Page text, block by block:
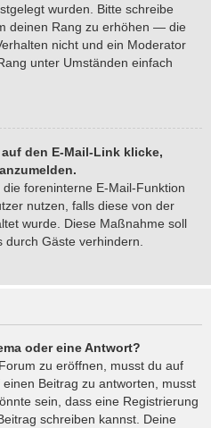
wurden. Bitte schreibe
deinen Rang zu erhöhen — die
nicht und ein Moderator
unter Umständen einfach
den E-Mail-Link klicke,
foreninterne E-Mail-Funktion
nutzen, falls diese von der
wurde. Diese Maßnahme soll
Gäste verhindern.
oder eine Antwort?
zu eröffnen, musst du auf
einen Beitrag zu antworten, musst
sein, dass eine Registrierung
schreiben kannst. Deine